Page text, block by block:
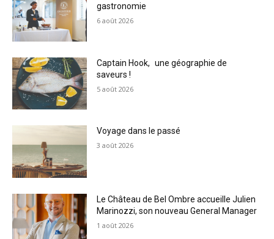
gastronomie
6 août 2026
Captain Hook, une géographie de
saveurs !
5 août 2026
Voyage dans le passé
3 août 2026
Le Château de Bel Ombre accueille Julien
Marinozzi, son nouveau General Manager
1 août 2026